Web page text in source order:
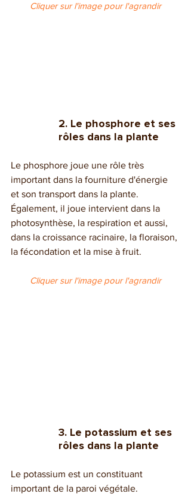
Cliquer sur l'image pour l'agrandir
2. Le phosphore et ses
rôles dans la plante
Le phosphore joue une rôle très
important dans la fourniture d'énergie
et son transport dans la plante.
Également, il joue intervient dans la
photosynthèse, la respiration et aussi,
dans la croissance racinaire, la floraison,
la fécondation et la mise à fruit.
Cliquer sur l'image pour l'agrandir
3. Le potassium et ses
rôles dans la plante
Le potassium est un constituant
important de la paroi végétale.